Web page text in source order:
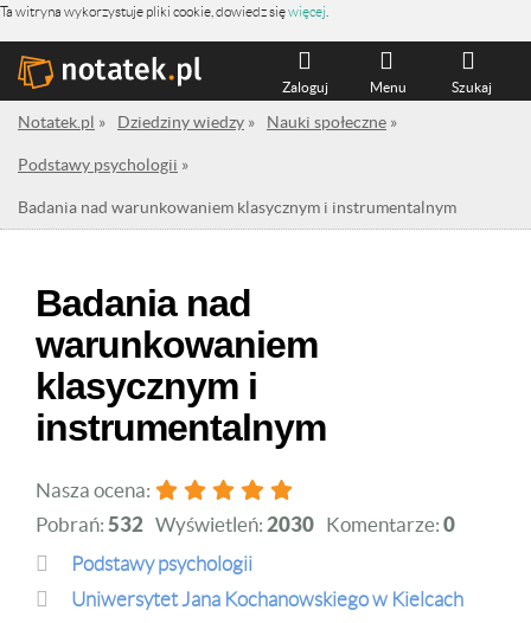
Ta witryna wykorzystuje pliki cookie, dowiedz sięwięcej
Szukaj
Menu
Zaloguj
Notatek.pl » Dziedziny wiedzy » Nauki społeczne »
Podstawy psychologii »
Badania nad warunkowaniem klasycznym i instrumentalnym
Badania nad
warunkowaniem
klasycznym i
instrumentalnym
Nasza ocena:
Pobrań: 532 Wyświetleń: 2030 Komentarze: 0
Podstawy psychologii
Uniwersytet Jana Kochanowskiego w Kielcach